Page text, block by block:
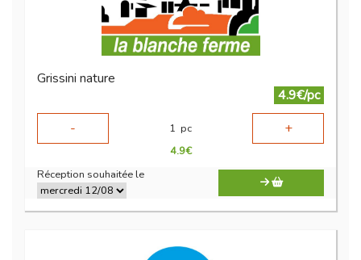
Grissini nature
4.9€/pc
-
1 pc +
4.9€
Réception souhaitée le